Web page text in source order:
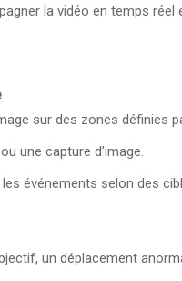
la vidéo en temps
sur des zones définies
une capture d’image.
événements selon des
un déplacement